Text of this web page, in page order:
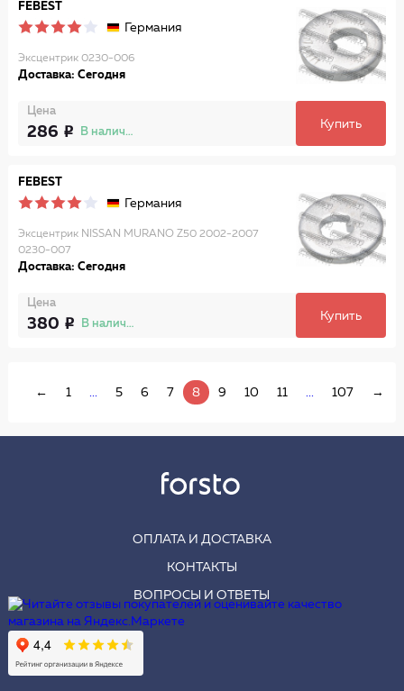
FEBEST
Германия
Эксцентрик 0230-006
Доставка: Сегодня
Цена
286 В наличии
Купить
FEBEST
Германия
Эксцентрик NISSAN MURANO Z50 2002-2007
0230-007
Доставка: Сегодня
Цена
380 В наличии
Купить
← 1 ... 5 6 7 8 9 10 11 ... 107 →
ОПЛАТА И ДОСТАВКА
КОНТАКТЫ
ВОПРОСЫ И ОТВЕТЫ